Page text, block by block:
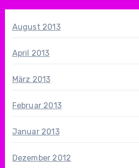
August 2013
April 2013
März 2013
Februar 2013
Januar 2013
Dezember 2012